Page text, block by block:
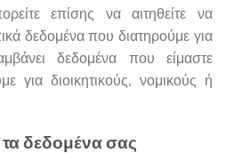
επίσης να αιτηθείτε να
δεδομένα που διατηρούμε για
δεδομένα που είμαστε
για διοικητικούς, νομικούς ή
δεδομένα σας